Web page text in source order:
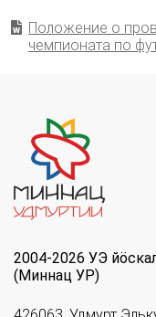
Положение о
чемпионата по
2004-2026 УЭ
(Миннац УР)